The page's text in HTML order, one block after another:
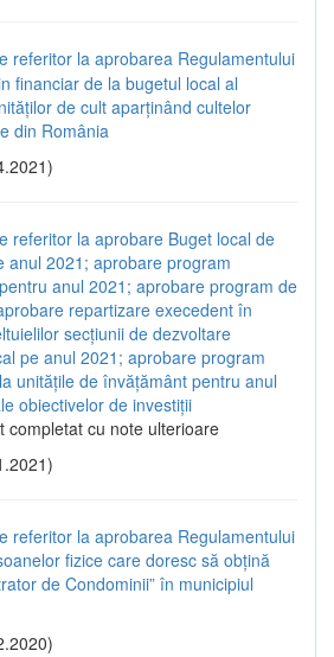
referitor la aprobarea Regulamentului
financiar de la bugetul local al
de cult aparținând cultelor
din România
referitor la aprobare Buget local de
anul 2021; aprobare program
anul 2021; aprobare program de
repartizare execedent în
secțiunii de dezvoltare
pe anul 2021; aprobare program
unitățile de învățământ pentru anul
obiectivelor de investiții
completat cu note ulterioare
referitor la aprobarea Regulamentului
fizice care doresc să obțină
de Condominii” în municipiul